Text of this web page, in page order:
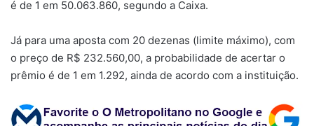
é de 1 em 50.063.860, segundo a Caixa.
Já para uma aposta com 20 dezenas (limite máximo), com
o preço de R$ 232.560,00, a probabilidade de acertar o
prêmio é de 1 em 1.292, ainda de acordo com a instituição.